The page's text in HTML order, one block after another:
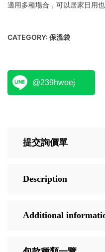
適用多種場合，可以居家日用也
CATEGORY: 保溫袋
@239hwoej
提交詢價單
Description
Additional